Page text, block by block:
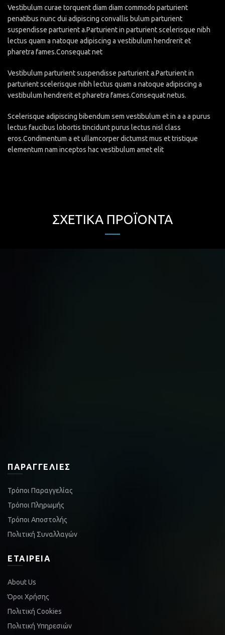
Vestibulum curae torquent diam diam commodo parturient
penatibus nunc dui adipiscing convallis bulum parturient
suspendisse parturient a.Parturient in parturient scelerisque nibh
lectus quam a natoque adipiscing a vestibulum hendrerit et
pharetra fames.Consequat net
Vestibulum parturient suspendisse parturient a.Parturient in
parturient scelerisque nibh lectus quam a natoque adipiscing a
vestibulum hendrerit et pharetra fames.Consequat netus.
Scelerisque adipiscing bibendum sem vestibulum et in a a a purus
lectus faucibus lobortis tincidunt purus lectus nisl class
eros.Condimentum a et ullamcorper dictumst mus et tristique
elementum nam inceptos hac vestibulum amet elit
ΣΧΕΤΙΚΆ ΠΡΟΪΌΝΤΑ
ΠΑΡΑΓΓΕΛΊΕΣ
Τρόποι Παραγγελίας
Τρόποι Πληρωμής
Τρόποι Αποστολής
Πολιτική Συναλλαγών
ΕΤΑΙΡΕΊΑ
About Us
Όροι Χρήσης
Πολιτική Cookies
Πολιτική Υπηρεσιών